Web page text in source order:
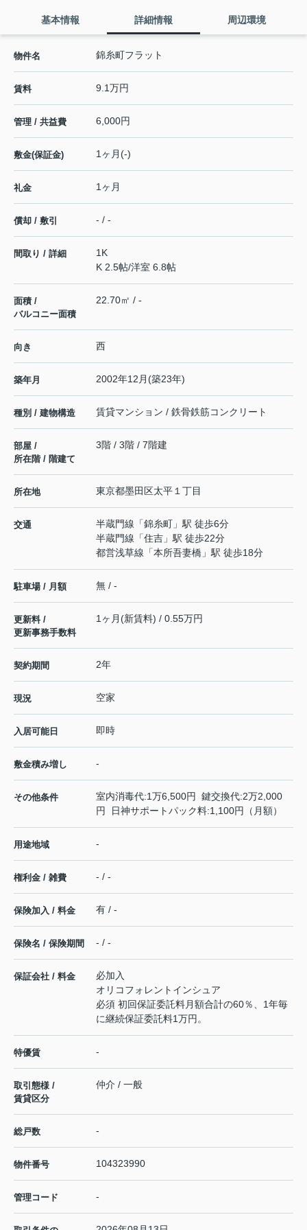
基本情報 詳細情報 周辺環境
物件名 錦糸町フラット
賃料 9.1万円
管理 / 共益費 6,000円
敷金(保証金) 1ヶ月(-)
礼金 1ヶ月
償却 / 敷引 - / -
間取り / 詳細
1K
K 2.5帖/洋室 6.8帖
面積 /
バルコニー面積
22.70㎡ / -
向き 西
築年月 2002年12月(築23年)
種別 / 建物構造 賃貸マンション / 鉄骨鉄筋コンクリート
部屋 /
所在階 / 階建て
3階 / 3階 / 7階建
所在地 東京都墨田区太平 １丁目
交通 半蔵門線 「錦糸町 」駅 徒歩6分
半蔵門線 「住吉 」駅 徒歩22分
都営浅草線 「本所吾妻橋 」駅 徒歩18分
駐車場 / 月額 無 / -
更新料 /
更新事務手数料
1ヶ月(新賃料) / 0.55万円
契約期間 2年
現況 空家
入居可能日 即時
敷金積み増し -
その他条件
室内消毒代:1万6,500円 鍵交換代:2万2,000
円 日神サポートパック料:1,100円（月額）
用途地域 -
権利金 / 雑費 - / -
保険加入 / 料金 有 / -
保険名 / 保険期間 - / -
保証会社 / 料金
必加入
オリコフォレントインシュア
必須 初回保証委託料月額合計の60％、1年毎
に継続保証委託料1万円。
特優賃 -
取引態様 /
賃貸区分
仲介 / 一般
総戸数 -
物件番号 104323990
管理コード -